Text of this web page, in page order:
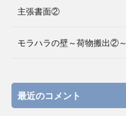
主張書面②
モラハラの壁～荷物搬出②～
最近のコメント